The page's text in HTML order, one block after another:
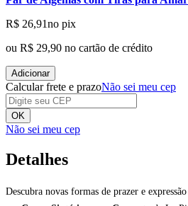
R$ 26,91no pix
ou R$ 29,90 no cartão de crédito
Adicionar
Calcular frete e prazoNão sei meu cep
OK
Não sei meu cep
Detalhes
Descubra novas formas de prazer e